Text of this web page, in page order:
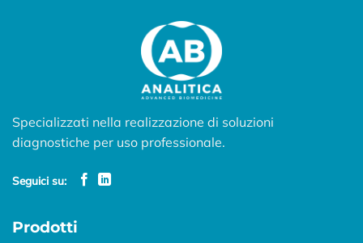
Specializzati nella realizzazione di soluzioni
diagnostiche per uso professionale.
Seguici su:
Prodotti